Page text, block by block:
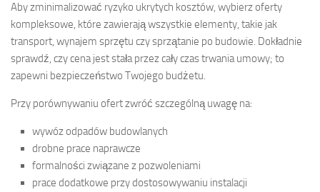
Aby zminimalizować ryzyko ukrytych kosztów, wybierz oferty
kompleksowe, które zawierają wszystkie elementy, takie jak
transport, wynajem sprzętu czy sprzątanie po budowie. Dokładnie
sprawdź, czy cena jest stała przez cały czas trwania umowy; to
zapewni bezpieczeństwo Twojego budżetu.
Przy porównywaniu ofert zwróć szczególną uwagę na:
wywóz odpadów budowlanych
drobne prace naprawcze
formalności związane z pozwoleniami
prace dodatkowe przy dostosowywaniu instalacji